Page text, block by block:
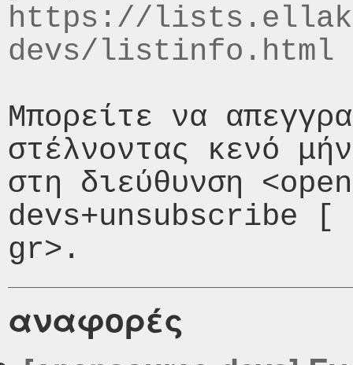
https://
devs/listinfo.html
Μπορείτε να
στέλνοντας κενό
στη διεύθυνση
αναφορές